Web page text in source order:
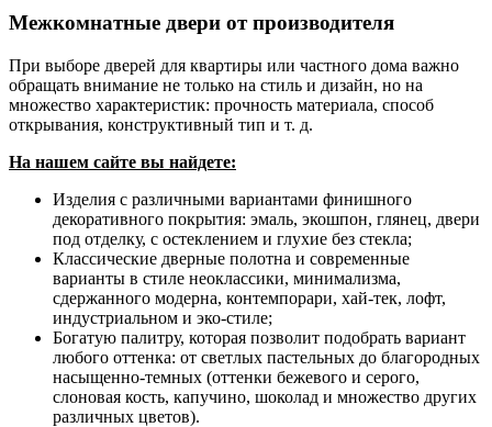
Межкомнатные двери от производителя
При выборе дверей для квартиры или частного дома важно
обращать внимание не только на стиль и дизайн, но на
множество характеристик: прочность материала, способ
открывания, конструктивный тип и т. д.
На нашем сайте вы найдете:
Изделия с различными вариантами финишного
декоративного покрытия: эмаль, экошпон, глянец, двери
под отделку, с остеклением и глухие без стекла;
Классические дверные полотна и современные
варианты в стиле неоклассики, минимализма,
сдержанного модерна, контемпорари, хай-тек, лофт,
индустриальном и эко-стиле;
Богатую палитру, которая позволит подобрать вариант
любого оттенка: от светлых пастельных до благородных
насыщенно-темных (оттенки бежевого и серого,
слоновая кость, капучино, шоколад и множество других
различных цветов).